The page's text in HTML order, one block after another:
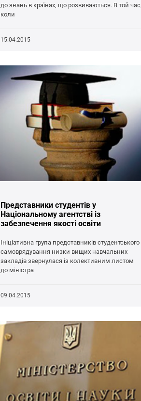
до знань в країнах, що розвиваються. В той час,
коли
15.04.2015
Представники студентів у
Національному агентстві із
забезпечення якості освіти
Ініціативна група представників студентського
самоврядування низки вищих навчальних
закладів звернулася із колективним листом
до міністра
09.04.2015